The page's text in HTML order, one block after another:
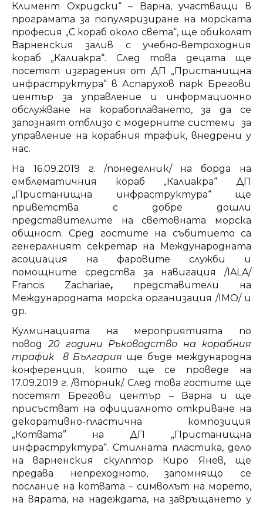
Климент Охридски“ – Варна, участващи в
програмата за популяризиране на морската
професия „С кораб около света“, ще обиколят
Варненския залив с учебно-ветроходния
кораб „Калиакра“. След това децата ще
посетят изградения от ДП „Пристанищна
инфраструктура“ в Аспарухов парк Брегови
център за управление и информационно
обслужване на корабоплаването, за да се
запознаят отблизо с модерните системи за
управление на корабния трафик, внедрени у
нас.
На 16.09.2019 г. /понеделник/ на борда на
емблематичния кораб „Калиакра“ ДП
„Пристанищна инфраструктура“ ще
приветства с добре дошли
представителите на световната морска
общност. Сред гостите на събитието са
генералният секретар на Международната
асоциация на фаровите служби и
помощните средства за навигация /IALA/
Francis Zachariae, представители на
Международната морска организация /IMO/ и
др.
Кулминацията на мероприятията по
повод20 години Ръководство на корабния
трафик в България ще бъде международна
конференция, която ще се проведе на
17.09.2019 г. /вторник/. След това гостите ще
посетят Брегови център – Варна и ще
присъстват на официалното откриване на
декоративно-пластична композиция
„Котвата” на ДП „Пристанищна
инфраструктура“. Стилната пластика, дело
на варненския скулптор Киро Янев, ще
предава непреходното, запомнящо се
послание на котвата – символът на морето,
на вярата, на надеждата, на завръщането у